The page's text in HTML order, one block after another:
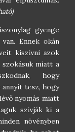
gyenge
Ennek okán
kiszívni azok
miatt a
hogy
annyit tesz, hogy
nyomás miatt
szívják ki a
növényben